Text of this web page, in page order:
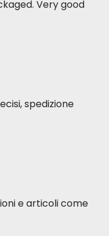
Very good
spedizione
e articoli come